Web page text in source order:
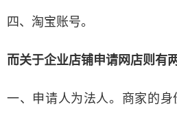
四、淘宝账号。
而关于企业店铺申请网店则有
一、申请人为法人。商家的